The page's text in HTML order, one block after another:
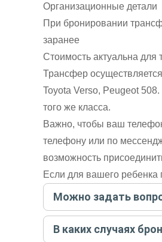
Организационные детали
При бронировании
заранее
Стоимость актуальна
Трансфер
Toyota Verso, Peugeot
того же класса.
Важно, чтобы ваш
телефону или по
возможность
Если для вашего ребенка
Можно задать
Достаточно перейти по
бронируйте экскурсию.
В каких случаях